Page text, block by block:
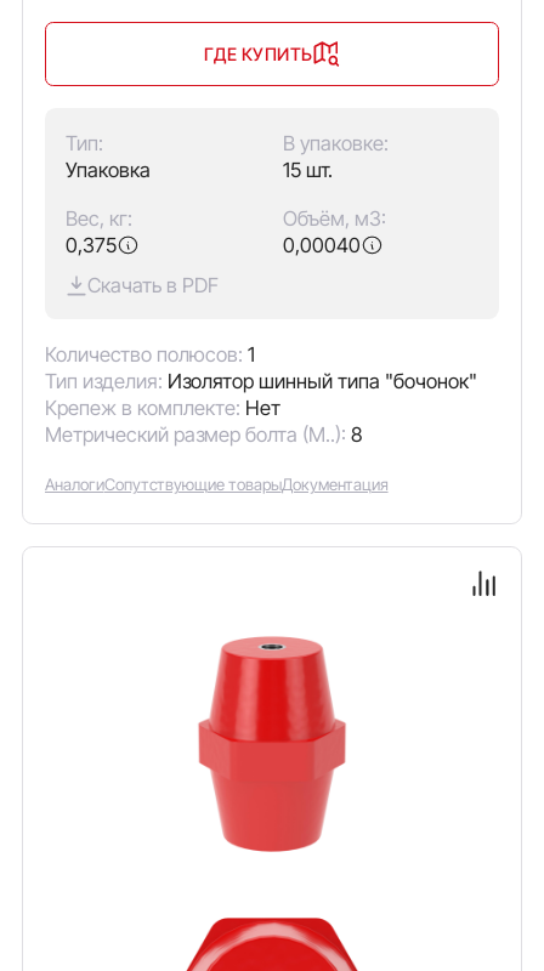
ГДЕ КУПИТЬ
Тип:
Упаковка
В упаковке:
15 шт.
Вес, кг:
0,375
Объём, м3:
0,00040
Скачать в PDF
Количество полюсов: 1
Тип изделия: Изолятор шинный типа "бочонок"
Крепеж в комплекте: Нет
Метрический размер болта (М..): 8
АналогиСопутствующие товарыДокументация